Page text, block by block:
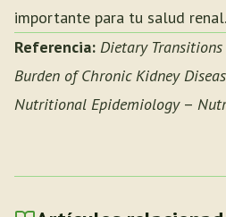
importante para tu salud renal.
Referencia: Dietary
Burden of Chronic Kidney
Nutritional Epidemiology–